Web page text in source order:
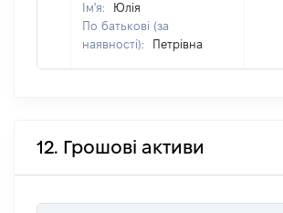
Ім'я:
Юлія
По батькові (за
наявності):
Петрівна
12. Грошові активи